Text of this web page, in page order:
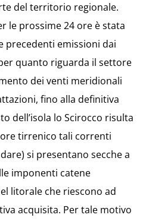
del territorio regionale.
le prossime 24 ore è stata
precedenti emissioni dai
quanto riguarda il settore
dei venti meridionali
fino alla definitiva
dell’isola lo Scirocco risulta
tirrenico tali correnti
si presentano secche a
imponenti catene
litorale che riescono ad
acquisita. Per tale motivo